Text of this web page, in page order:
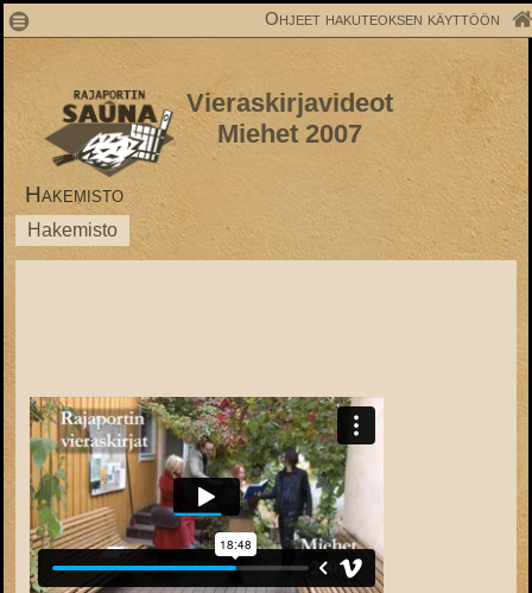
1 Ohjeet hakuteoksen käyttöön
Vieraskirjavideot
Miehet 2007
Hakemisto
Hakemisto